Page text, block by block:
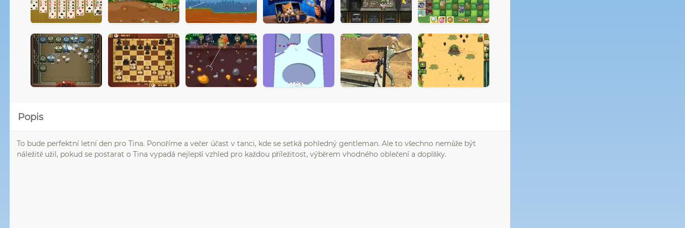
Popis
To bude perfektní letní den pro Tina. Ponoříme a večer účast v tanci, kde se setká pohledný gentleman. Ale to všechno nemůže být
náležitě užil, pokud se postarat o Tina vypadá nejlepší vzhled pro každou příležitost, výběrem vhodného oblečení a doplňky.